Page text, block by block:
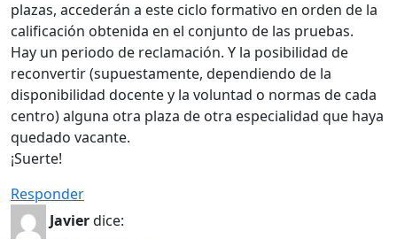
plazas, accederán a este ciclo formativo en orden de la
calificación obtenida en el conjunto de las pruebas.
Hay un periodo de reclamación. Y la posibilidad de
reconvertir (supuestamente, dependiendo de la
disponibilidad docente y la voluntad o normas de cada
centro) alguna otra plaza de otra especialidad que haya
quedado vacante.
¡Suerte!
Responder
Javierdice: